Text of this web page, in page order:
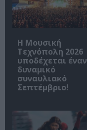
Η Μουσική
Τεχνόπολη 2026
υποδέχεται έναν
δυναμικό
συναυλιακό
Σεπτέμβριο!